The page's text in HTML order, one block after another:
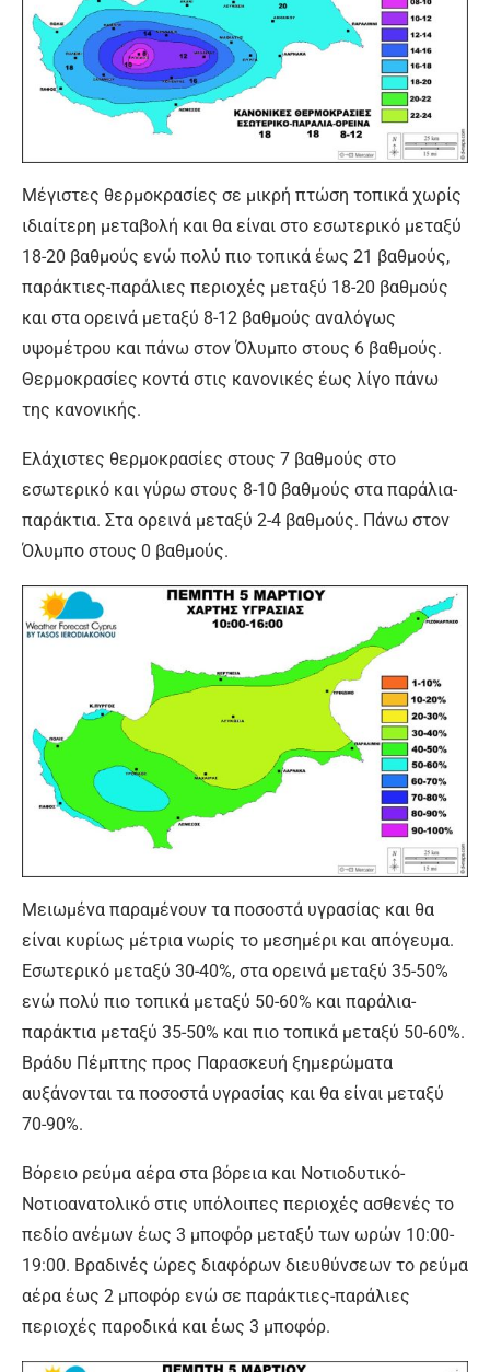
Μέγιστες θερμοκρασίες σε μικρή πτώση τοπικά χωρίς
ιδιαίτερη μεταβολή και θα είναι στο εσωτερικό μεταξύ
18-20 βαθμούς ενώ πολύ πιο τοπικά έως 21 βαθμούς,
παράκτιες-παράλιες περιοχές μεταξύ 18-20 βαθμούς
και στα ορεινά μεταξύ 8-12 βαθμούς αναλόγως
υψομέτρου και πάνω στον Όλυμπο στους 6 βαθμούς.
Θερμοκρασίες κοντά στις κανονικές έως λίγο πάνω
της κανονικής.
Ελάχιστες θερμοκρασίες στους 7 βαθμούς στο
εσωτερικό και γύρω στους 8-10 βαθμούς στα παράλια-
παράκτια. Στα ορεινά μεταξύ 2-4 βαθμούς. Πάνω στον
Όλυμπο στους 0 βαθμούς.
Μειωμένα παραμένουν τα ποσοστά υγρασίας και θα
είναι κυρίως μέτρια νωρίς το μεσημέρι και απόγευμα.
Εσωτερικό μεταξύ 30-40%, στα ορεινά μεταξύ 35-50%
ενώ πολύ πιο τοπικά μεταξύ 50-60% και παράλια-
παράκτια μεταξύ 35-50% και πιο τοπικά μεταξύ 50-60%.
Βράδυ Πέμπτης προς Παρασκευή ξημερώματα
αυξάνονται τα ποσοστά υγρασίας και θα είναι μεταξύ
70-90%.
Βόρειο ρεύμα αέρα στα βόρεια και Νοτιοδυτικό-
Νοτιοανατολικό στις υπόλοιπες περιοχές ασθενές το
πεδίο ανέμων έως 3 μποφόρ μεταξύ των ωρών 10:00-
19:00. Βραδινές ώρες διαφόρων διευθύνσεων το ρεύμα
αέρα έως 2 μποφόρ ενώ σε παράκτιες-παράλιες
περιοχές παροδικά και έως 3 μποφόρ.